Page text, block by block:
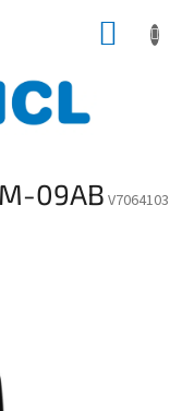
09AB V7064103